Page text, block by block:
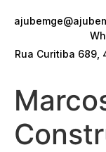
Rua Curitiba 689,